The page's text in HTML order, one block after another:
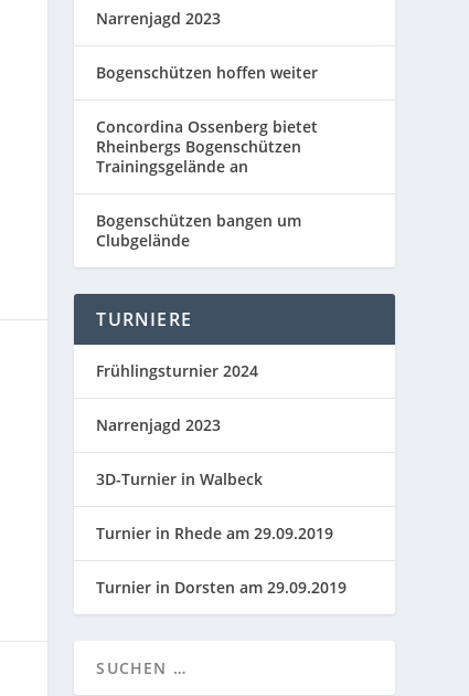
Narrenjagd 2023
Bogenschützen hoffen weiter
Concordina Ossenberg bietet
Rheinbergs Bogenschützen
Trainingsgelände an
Bogenschützen bangen um
Clubgelände
TURNIERE
Frühlingsturnier 2024
Narrenjagd 2023
3D-Turnier in Walbeck
Turnier in Rhede am 29.09.2019
Turnier in Dorsten am 29.09.2019